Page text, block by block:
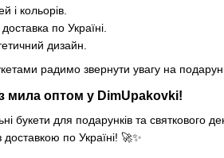
і кольорів.
по Україні.
дизайн.
радимо звернути увагу на
мила оптом у DimUpakovki!
букети для подарунків та
по Україні! 🚀✨